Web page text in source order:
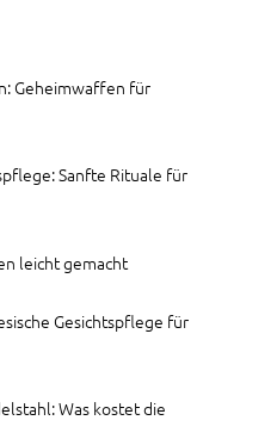
Geheimwaffen für
Sanfte Rituale für
leicht gemacht
Gesichtspflege für
Was kostet die